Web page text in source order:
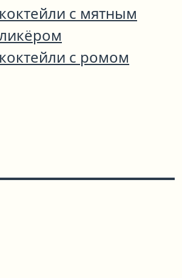
коктейли с мятным
коктейли с ромом